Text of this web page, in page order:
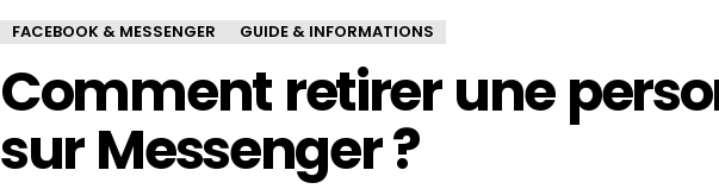
FACEBOOK & MESSENGER GUIDE & INFORMATIONS
Comment retirer une
sur Messenger ?